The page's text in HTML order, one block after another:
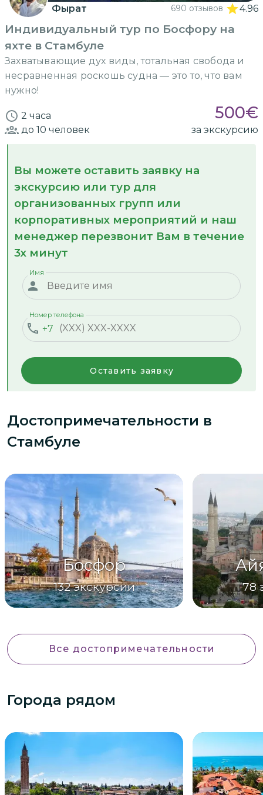
Фырат 690 отзывов 4.96
Индивидуальный тур по Босфору на
яхте в Стамбуле
Захватывающие дух виды, тотальная свобода и
несравненная роскошь судна — это то, что вам
нужно!
2 часа 500€
до 10 человек за экскурсию
Вы можете оставить заявку на
экскурсию или тур для
организованных групп или
корпоративных мероприятий и наш
менеджер перезвонит Вам в течение
3х минут
Имя
+7
Номер телефона
Оставить заявку
Достопримечательности в
Стамбуле
Босфор
132 экскурсии 78
Все достопримечательности
Города рядом